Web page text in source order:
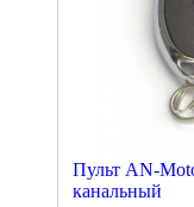
Пульт AN-
канальный